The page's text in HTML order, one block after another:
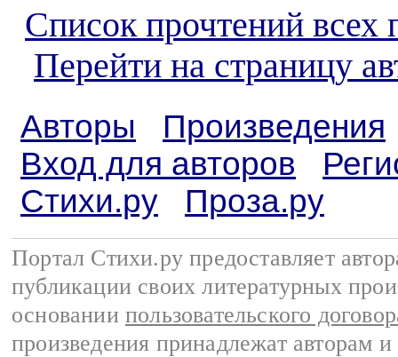
Список прочтений всех
Перейти на страницу
Авторы
Произведения
Вход для авторов
Стихи.ру
Проза.ру
Портал Стихи.ру предоставляет
публикации своих литературных
основании пользовательского
произведения принадлежат авторам